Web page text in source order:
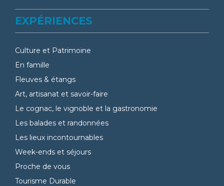
EXPÉRIENCES
Culture et Patrimoine
En famille
Fleuves & étangs
Art, artisanat et savoir-faire
Le cognac, le vignoble et la gastronomie
Les balades et randonnées
Les lieux incontournables
Week-ends et séjours
Proche de vous
Tourisme Durable